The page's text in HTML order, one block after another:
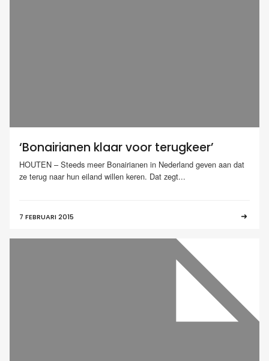
‘Bonairianen klaar voor terugkeer’
HOUTEN – Steeds meer Bonairianen in Nederland geven aan dat
ze terug naar hun eiland willen keren. Dat zegt...
7 FEBRUARI 2015